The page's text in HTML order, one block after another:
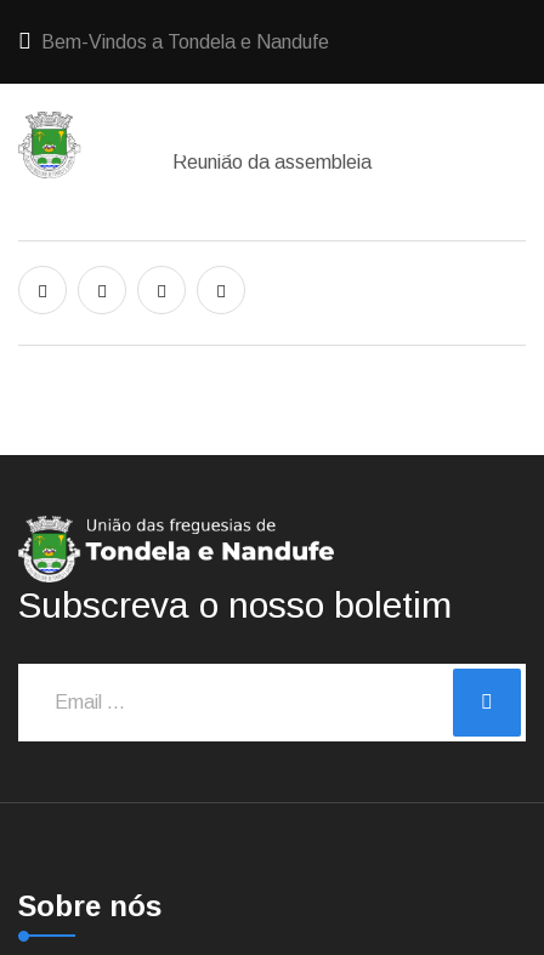
Bem-Vindos a Tondela e Nandufe
Reunião da assembleia
Subscreva o nosso boletim
Sobre nós